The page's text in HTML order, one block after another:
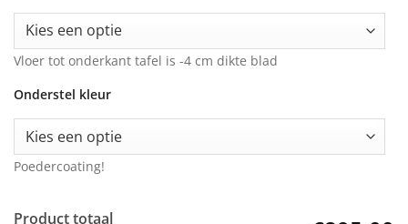
Vloer tot onderkant tafel is -4 cm dikte blad
Onderstel kleur
Poedercoating!
Product totaal